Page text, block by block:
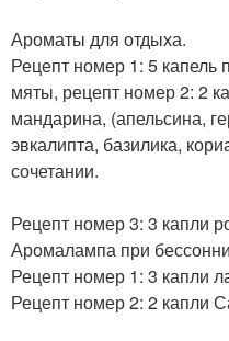
Ароматы для отдыха.
Рецепт номер 1: 5 капель
мяты, рецепт номер 2: 2
мандарина, (апельсина,
эвкалипта, базилика,
сочетании.
Рецепт номер 3: 3 капли
Аромалампа при
Рецепт номер 1: 3 капли
Рецепт номер 2: 2 капли